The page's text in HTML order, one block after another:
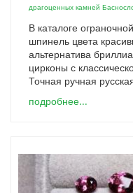
драгоценных камней
В каталоге
шпинель цвета
альтернатива
цирконы с
Точная ручная
подробнее...